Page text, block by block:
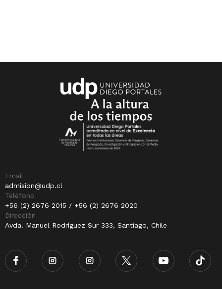
Email
admision@udp.cl
Teléfono
+56 (2) 2676 2015 / +56 (2) 2676 2020
Dirección
Avda. Manuel Rodríguez Sur 333, Santiago, Chile